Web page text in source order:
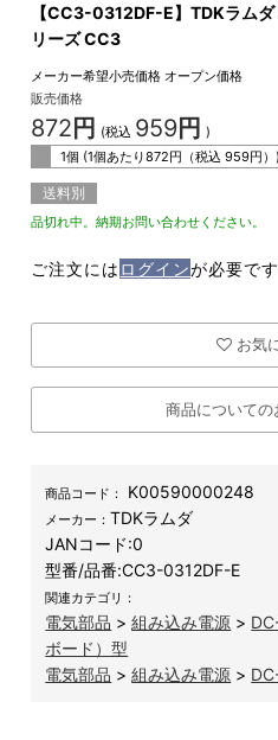
【CC3-0312DF-E】TDKラム
リーズ CC3
メーカー希望小売価格 オープン価格
販売価格
872 円 (税込 959円 )
1個 (1個あたり872円（税込959円）)
送料別
品切れ中。納期お問い合わせください。
ご注文には ログインが必要です
お気
商品についての
商品コード： K00590000248
メーカー： TDKラムダ
JANコード:0
型番/品番:CC3-0312DF-E
関連カテゴリ：
電気部品 >組み込み電源 >
ボード）型
電気部品 >組み込み電源 >